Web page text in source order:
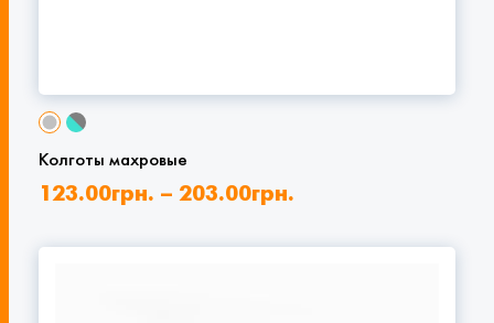
Колготы махровые
123.00грн. – 203.00грн.